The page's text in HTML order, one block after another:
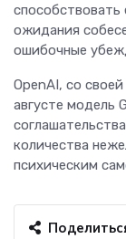
способствовать
ожидания
ошибочные
OpenAI, со
августе модель
количества
психическим